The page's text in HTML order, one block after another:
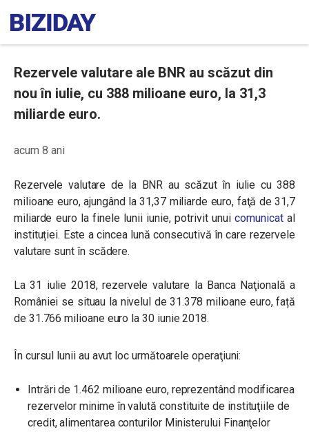
Rezervele valutare ale BNR au scăzut din
nou în iulie, cu 388 milioane euro, la 31,3
miliarde euro.
acum 8 ani
Rezervele valutare de la BNR au scăzut în iulie cu 388
milioane euro, ajungând la 31,37 miliarde euro, faţă de 31,7
miliarde euro la finele lunii iunie, potrivit unuicomunicatal
instituției. Este a cincea lună consecutivă în care rezervele
valutare sunt în scădere.
La 31 iulie 2018, rezervele valutare la Banca Naţională a
României se situau la nivelul de 31.378 milioane euro, față
de 31.766 milioane euro la 30 iunie 2018.
În cursul lunii au avut loc următoarele operaţiuni:
Intrări de 1.462 milioane euro, reprezentând modificarea
rezervelor minime în valută constituite de instituţiile de
credit, alimentarea conturilor Ministerului Finanţelor